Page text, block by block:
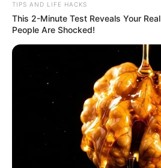
TIPS AND LIFE HACKS
This 2-Minute Test Reveals Your
People Are Shocked!